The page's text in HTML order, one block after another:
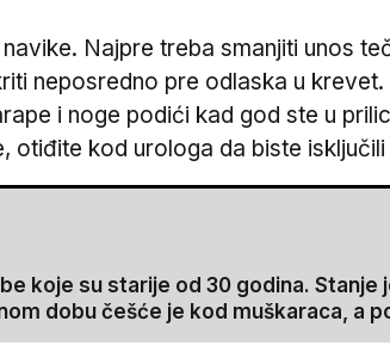
Najpre treba smanjiti unos
neposredno pre odlaska u
i noge podići kad god ste u
kod urologa da biste
koje su starije od 30 godina.
dobu češće je kod muškaraca, a